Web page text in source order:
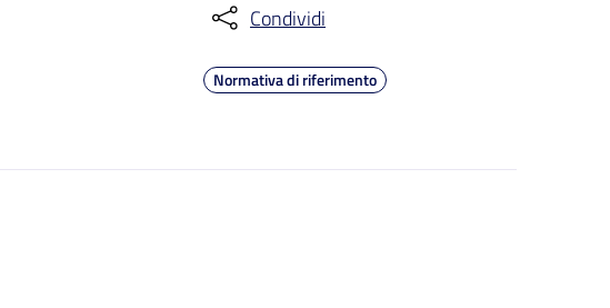
Condividi
Normativa di riferimento